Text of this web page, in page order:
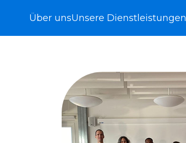
Über unsUnsere Dienstleistungen